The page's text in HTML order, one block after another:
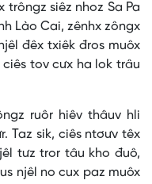
trôngz siêz nhoz Sa Pa
Lào Cai, zênhx zôngx
đêx txiêk đros muôx
tov cưx ha lok trâu
ruôr hiêv thâuv hli
Taz sik, ciês ntơưv têx
tưz tror tâu kho đuô,
njêl no cux paz muôx